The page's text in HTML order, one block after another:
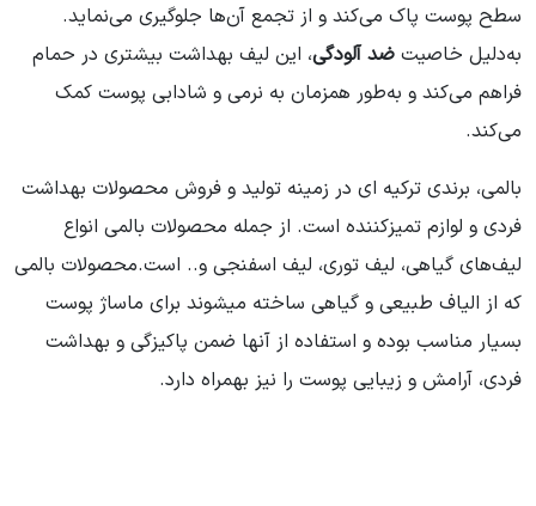
سطح پوست پاک می‌کند و از تجمع آن‌ها جلوگیری می‌نماید.
به‌دلیل خاصیت ضد آلودگی، این لیف بهداشت بیشتری در حمام
فراهم می‌کند و به‌طور همزمان به نرمی و شادابی پوست کمک
می‌کند.
بالمی، برندی ترکیه ای در زمینه تولید و فروش محصولات بهداشت
فردی و لوازم تمیزکننده است. از جمله محصولات بالمی انواع
لیف‌های گیاهی، لیف توری، لیف اسفنجی و.. است.محصولات بالمی
که از الیاف طبیعی و گیاهی ساخته میشوند برای ماساژ پوست
بسیار مناسب بوده و استفاده از آنها ضمن پاکیزگی و بهداشت
فردی، آرامش و زیبایی پوست را نیز بهمراه دارد.